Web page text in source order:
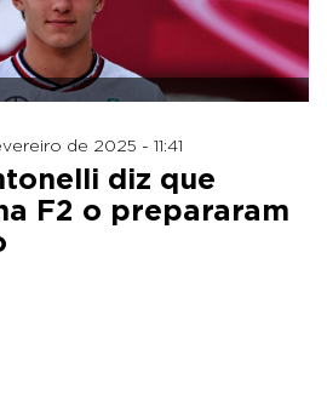
de 2025 - 11:41
diz que
F2 o prepararam